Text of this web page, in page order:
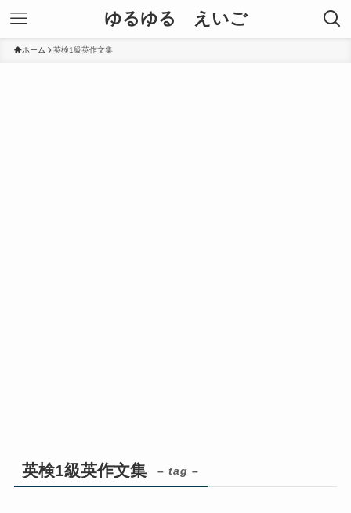
ゆるゆる えいご
ホーム 英検1級英作文集
英検1級英作文集 – tag –